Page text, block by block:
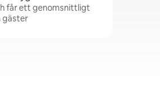
får ett genomsnittligt
gäster